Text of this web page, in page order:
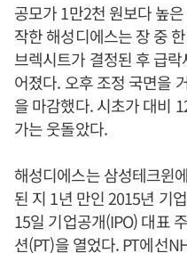
공모가 1만2천 원보다 높
작한 해성디에스는 장 중
브렉시트가 결정된 후 급
어졌다. 오후 조정 국면을
을 마감했다. 시초가 대비
가는 웃돌았다.
해성디에스는 삼성테크윈
된 지 1년 만인 2015년 기
15일 기업공개(IPO) 대표
션(PT)을 열었다. PT에선